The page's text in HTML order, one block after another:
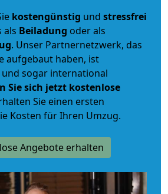
kostengünstig und stressfrei
als Beiladung oder als
. Unser Partnernetzwerk, das
aufgebaut haben, ist
sogar international
Sie sich jetzt kostenlose
Sie einen ersten
Kosten für Ihren Umzug.
Angebote erhalten